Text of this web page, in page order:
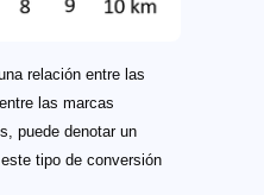
relación entre las
las marcas
puede denotar un
tipo de conversión